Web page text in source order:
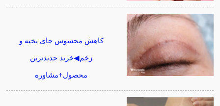
کاهش محسوس جای بخیه و
زخم◀خرید جدیدترین
محصول+مشاوره